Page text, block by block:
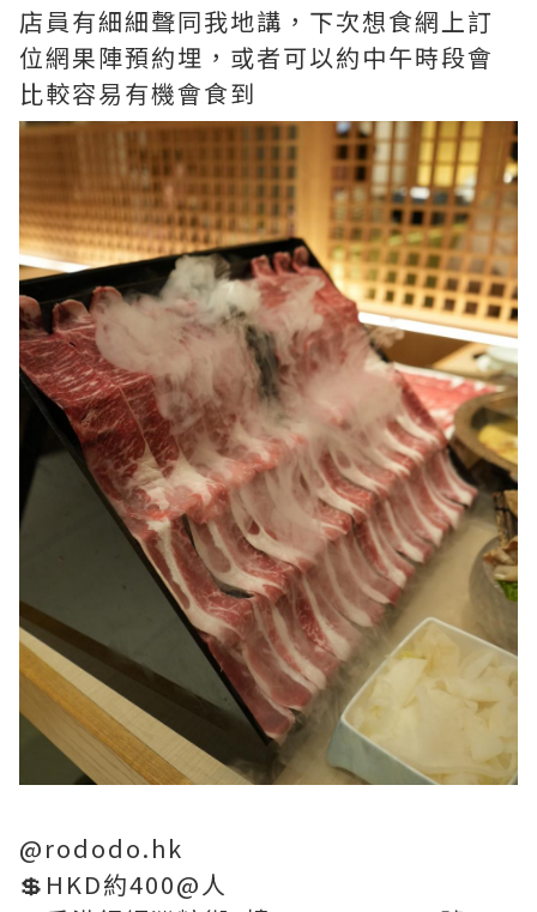
店員有細細聲同我地講，下次想食網上訂
位網果陣預約埋，或者可以約中午時段會
比較容易有機會食到
@rododo.hk
💲HKD約400@人